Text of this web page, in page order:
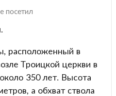
посетил
расположенный в
Троицкой церкви в
350 лет. Высота
а обхват ствола